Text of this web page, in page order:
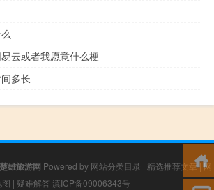
云或者我愿意什么梗
多长
楚雄旅游网 Powered by 网站分类目录 | 精选推荐文章|网
| 疑难解答 滇ICP备09006343号